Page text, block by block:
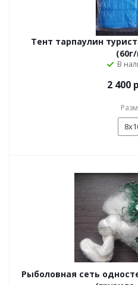
Тент тарпаулин
В
2 400
Рыболовная сеть